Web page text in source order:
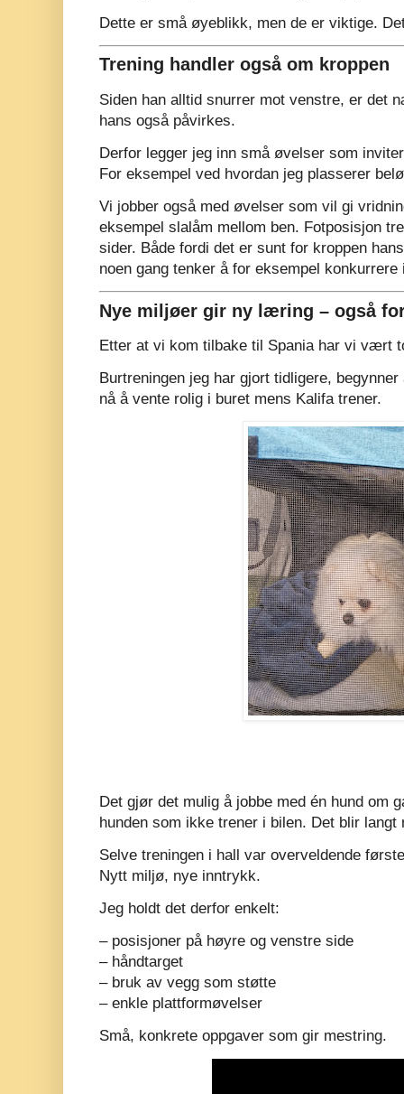
Dette er små øyeblikk, men de er viktige.
Trening handler også om kroppen
Siden han alltid snurrer mot venstre, er det
hans også påvirkes.
Derfor legger jeg inn små øvelser som
For eksempel ved hvordan jeg plasserer
Vi jobber også med øvelser som vil gi
eksempel slalåm mellom ben. Fotposisjon
sider. Både fordi det er sunt for kroppen
noen gang tenker å for eksempel
Nye miljøer gir ny læring – også
Etter at vi kom tilbake til Spania har vi vært
Burtreningen jeg har gjort tidligere,
nå å vente rolig i buret mens Kalifa trener.
Det gjør det mulig å jobbe med én hund om
hunden som ikke trener i bilen. Det blir langt
Selve treningen i hall var overveldende
Nytt miljø, nye inntrykk.
Jeg holdt det derfor enkelt:
– posisjoner på høyre og venstre side
– håndtarget
– bruk av vegg som støtte
– enkle plattformøvelser
Små, konkrete oppgaver som gir mestring.